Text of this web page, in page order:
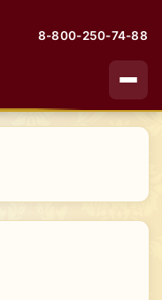
8-800-250-74-88